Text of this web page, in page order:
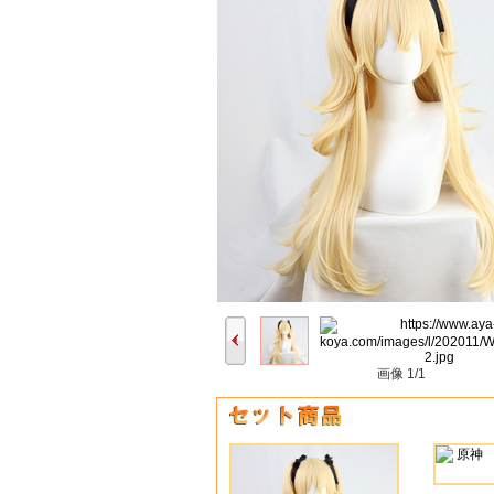
画像 1/1